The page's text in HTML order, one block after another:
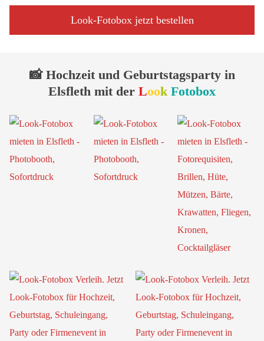
Look-Fotobox jetzt bestellen
📸 Hochzeit und Geburtstagsparty in
Elsfleth mit der Look Fotobox